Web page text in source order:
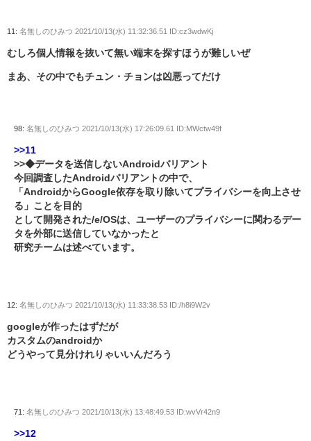
11: 名無しのひみつ 2021/10/13(水) 11:32:36.51 ID:cz3wdwKj
むしろ個人情報を抜いて無い端末を探すほうが難しいぜ
まあ、その中でもチュン・チョンは凶悪ってだけ
98: 名無しのひみつ 2021/10/13(水) 17:26:09.61 ID:MWctw49f
>>11
>>◆データを送信しないAndroidバリアント
今回調査したAndroidバリアントの中で、
「AndroidからGoogle依存を取り除いてプライバシーを向上させ
る」ことを目的
として開発された/e/OSは、ユーザーのプライバシーに関わるデー
タを外部に送信していなかったと
研究チームは述べています。
12: 名無しのひみつ 2021/10/13(水) 11:33:38.53 ID:/h8i9W2v
googleが作ったはずだが
カスタムのandroidか
どうやって見分けれりゃいいんだろう
71: 名無しのひみつ 2021/10/13(水) 13:48:49.53 ID:wvVr42n9
>>12